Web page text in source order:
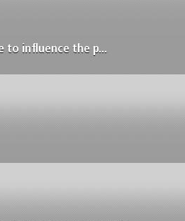
to influence the p...